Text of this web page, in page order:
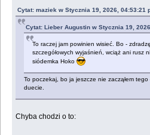
Cytat: maziek w Stycznia 19, 2026, 04:53:21
Cytat: Lieber Augustin w Stycznia 19,
To raczej jam powinien wisieć. Bo -
szczegółowych wyjaśnień, wciąż ani rusz
siódemka Hoko
To poczekaj, bo ja jeszcze nie zacząłem
duecie.
Chyba chodzi o to: